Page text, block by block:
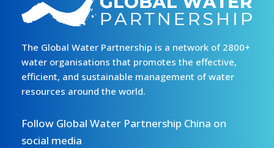
The Global Water Partnership is a network of 2800+
water organisations that promotes the effective,
efficient, and sustainable management of water
resources around the world.
Follow Global Water Partnership China on
social media